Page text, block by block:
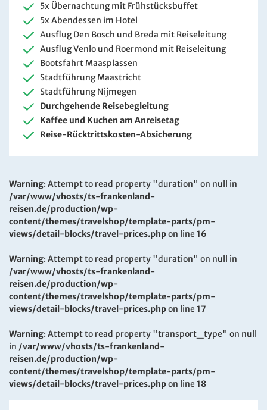
5x Übernachtung mit Frühstücksbuffet
5x Abendessen im Hotel
Ausflug Den Bosch und Breda mit Reiseleitung
Ausflug Venlo und Roermond mit Reiseleitung
Bootsfahrt Maasplassen
Stadtführung Maastricht
Stadtführung Nijmegen
Durchgehende Reisebegleitung
Kaffee und Kuchen am Anreisetag
Reise-Rücktrittskosten-Absicherung
Warning: Attempt to read property "duration" on null in
/var/www/vhosts/ts-frankenland-
reisen.de/production/wp-
content/themes/travelshop/template-parts/pm-
views/detail-blocks/travel-prices.phpon line 16
Warning: Attempt to read property "duration" on null in
/var/www/vhosts/ts-frankenland-
reisen.de/production/wp-
content/themes/travelshop/template-parts/pm-
views/detail-blocks/travel-prices.phpon line 17
Warning: Attempt to read property "transport_type" on null
in /var/www/vhosts/ts-frankenland-
reisen.de/production/wp-
content/themes/travelshop/template-parts/pm-
views/detail-blocks/travel-prices.phpon line 18